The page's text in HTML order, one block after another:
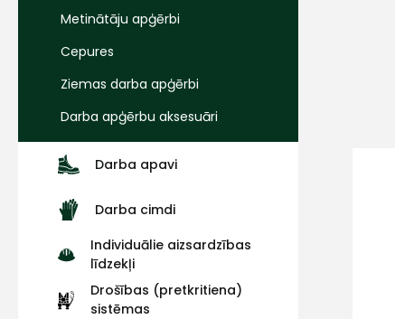
Metinātāju apģērbi
Cepures
Ziemas darba apģērbi
Darba apģērbu aksesuāri
Darba apavi
Darba cimdi
Individuālie aizsardzības
līdzekļi
Drošības (pretkritiena)
sistēmas